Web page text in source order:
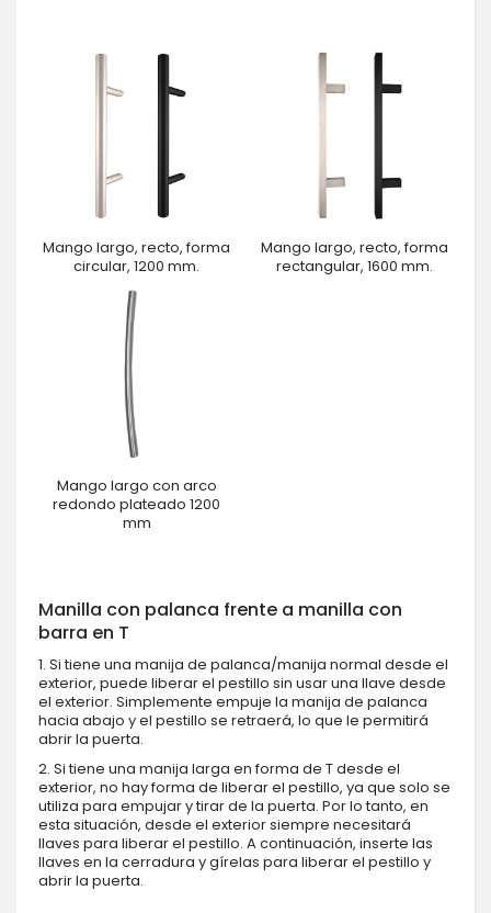
Mango largo, recto, forma
circular, 1200 mm.
Mango largo, recto, forma
rectangular, 1600 mm.
Mango largo con arco
redondo plateado 1200
mm
Manilla con palanca frente a manilla con
barra en T
1. Si tiene una manija de palanca/manija normal desde el
exterior, puede liberar el pestillo sin usar una llave desde
el exterior. Simplemente empuje la manija de palanca
hacia abajo y el pestillo se retraerá, lo que le permitirá
abrir la puerta.
2. Si tiene una manija larga en forma de T desde el
exterior, no hay forma de liberar el pestillo, ya que solo se
utiliza para empujar y tirar de la puerta. Por lo tanto, en
esta situación, desde el exterior siempre necesitará
llaves para liberar el pestillo. A continuación, inserte las
llaves en la cerradura y gírelas para liberar el pestillo y
abrir la puerta.